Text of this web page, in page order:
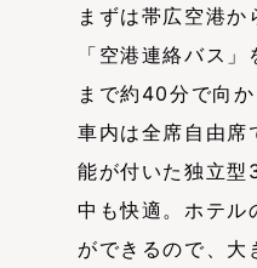
まずは帯広空港か
「空港連絡バス
まで約40分で向か
車内は全席自由席
能が付いた独立型
中も快適。ホテル
ができるので、大